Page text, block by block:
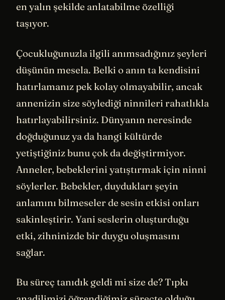
en yalın şekilde anlatabilme özelliği
taşıyor.
Çocukluğunuzla ilgili anımsadığınız şeyleri
düşünün mesela. Belki o anın ta kendisini
hatırlamanız pek kolay olmayabilir, ancak
annenizin size söylediği ninnileri rahatlıkla
hatırlayabilirsiniz. Dünyanın neresinde
doğduğunuz ya da hangi kültürde
yetiştiğiniz bunu çok da değiştirmiyor.
Anneler, bebeklerini yatıştırmak için ninni
söylerler. Bebekler, duydukları şeyin
anlamını bilmeseler de sesin etkisi onları
sakinleştirir. Yani seslerin oluşturduğu
etki, zihninizde bir duygu oluşmasını
sağlar.
Bu süreç tanıdık geldi mi size de? Tıpkı